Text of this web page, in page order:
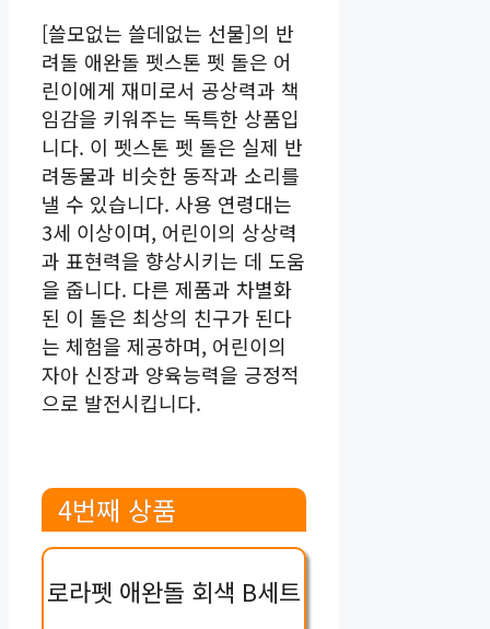
[쓸모없는 쓸데없는 선물]의 반
려돌 애완돌 펫스톤 펫 돌은 어
린이에게 재미로서 공상력과 책
임감을 키워주는 독특한 상품입
니다. 이 펫스톤 펫 돌은 실제 반
려동물과 비슷한 동작과 소리를
낼 수 있습니다. 사용 연령대는
3세 이상이며, 어린이의 상상력
과 표현력을 향상시키는 데 도움
을 줍니다. 다른 제품과 차별화
된 이 돌은 최상의 친구가 된다
는 체험을 제공하며, 어린이의
자아 신장과 양육능력을 긍정적
으로 발전시킵니다.
4번째 상품
로라펫 애완돌 회색 B세트